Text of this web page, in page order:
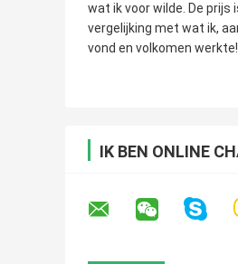
wat ik voor wilde. De prijs
vergelijking met wat ik,
vond en volkomen werkte!
IK BEN ONLINE